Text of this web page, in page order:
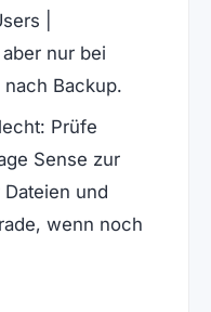
|
nur bei
Backup.
Prüfe
Sense zur
und
wenn noch